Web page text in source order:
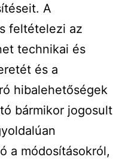
A
feltételezi az
technikai és
és a
hibalehetőségek
bármikor jogosult
a módosításokról,